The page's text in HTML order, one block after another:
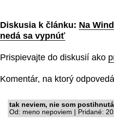
Diskusia k článku: Na
nedá sa vypnúť
Prispievajte do diskusií ako
Komentár, na ktorý
tak neviem, nie som
Od: meno nepoviem | Pridané: